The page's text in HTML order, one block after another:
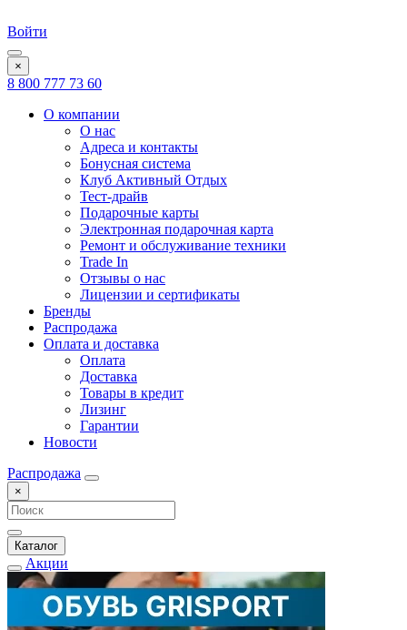
Войти
×
8 800 777 73 60
О компании
О нас
Адреса и контакты
Бонусная система
Клуб Активный Отдых
Тест-драйв
Подарочные карты
Электронная подарочная карта
Ремонт и обслуживание техники
Trade In
Отзывы о нас
Лицензии и сертификаты
Бренды
Распродажа
Оплата и доставка
Оплата
Доставка
Товары в кредит
Лизинг
Гарантии
Новости
Распродажа
×
Каталог
Акции